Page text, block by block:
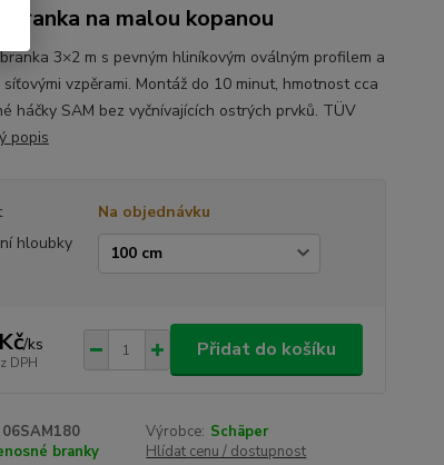
branka na malou kopanou
3×2 m s pevným hliníkovým oválným profilem a
vzpěrami. Montáž do 10 minut, hmotnost cca
háčky SAM bez vyčnívajících ostrých prvků. TÜV
popis
Na objednávku
hloubky
/ks
DPH
Přidat do košíku
06SAM180 Výrobce: Schäper
branky Hlídat cenu / dostupnost